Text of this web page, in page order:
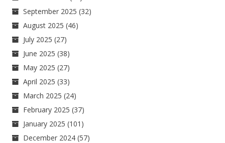
September 2025 (32)
August 2025 (46)
July 2025 (27)
June 2025 (38)
May 2025 (27)
April 2025 (33)
March 2025 (24)
February 2025 (37)
January 2025 (101)
December 2024 (57)